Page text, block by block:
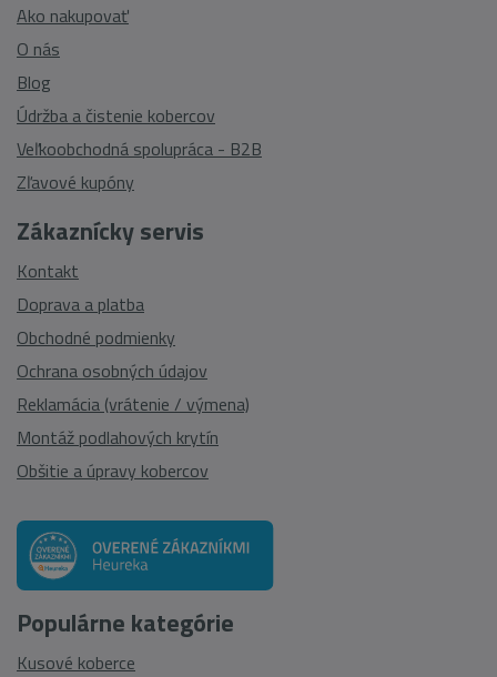
Zákaznícky servis
Kontakt
Doprava a platba
Obchodné podmienky
Ochrana osobných údajov
Reklamácia (vrátenie / výmena)
Montáž podlahových krytín
Obšitie a úpravy kobercov
Ako nakupovať
O nás
Blog
Údržba a čistenie kobercov
Veľkoobchodná spolupráca - B2B
Zľavové kupóny
Populárne kategórie
Kusové koberce